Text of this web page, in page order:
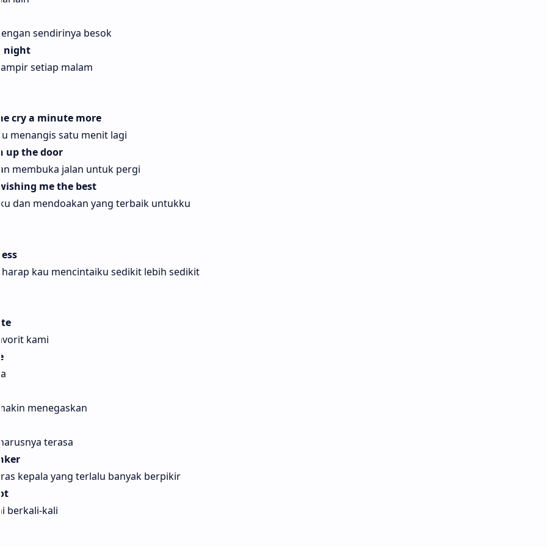
sendirinya besok
night
setiap malam
cry a minute more
menangis satu menit lagi
up the door
membuka jalan untuk pergi
me the best
dan mendoakan yang terbaik untukku
kau mencintaiku sedikit lebih sedikit
kami
menegaskan
terasa
kepala yang terlalu banyak berpikir
berkali-kali